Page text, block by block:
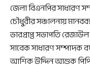
জেলা বিএনপির
চৌধুরীর সঞ্চালনায়
ভারপ্রাপ্ত সভাপতি
সাবেক সাধারণ সম্পাদক
আশিক উদ্দিন আশুক